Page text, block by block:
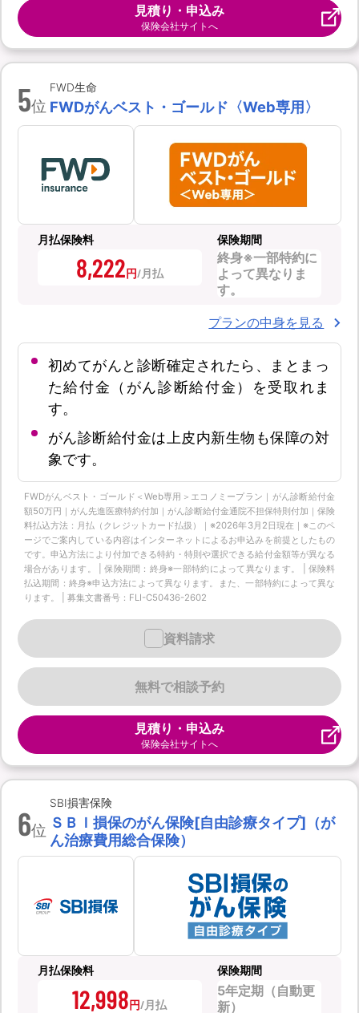
見積り・申込み
保険会社サイトへ
5位
FWD生命
FWDがんベスト・ゴールド〈Web専用〉
月払保険料
8,222円
保険期間
終身※一部特約に
よって異なりま
す。
プランの中身を見る
初めてがんと診断確定されたら、まとまっ
た給付金（がん診断給付金）を受取れま
す。
がん診断給付金は上皮内新生物も保障の対
象です。
FWDがんベスト・ゴールド＜Web専用＞エコノミープラン｜がん診断給付金
額50万円｜がん先進医療特約付加｜がん診断給付金通院不担保特則付加｜保険
料払込方法：月払（クレジットカード払扱）｜※2026年3月2日現在｜※このペ
ージでご案内している内容はインターネットによるお申込みを前提としたもの
です。申込方法により付加できる特約・特則や選択できる給付金額等が異なる
場合があります。 | 保険期間：終身※一部特約によって異なります。 | 保険料
払込期間：終身※申込方法によって異なります。また、一部特約によって異な
ります。 | 募集文書番号：FLI-C50436-2602
無料で相談予約
資料請求
見積り・申込み
保険会社サイトへ
6位
SBI損害保険
ＳＢＩ損保のがん保険[自由診療タイプ]（が
ん治療費用総合保険）
月払保険料
12,998円
保険期間
5年定期（自動更
新）